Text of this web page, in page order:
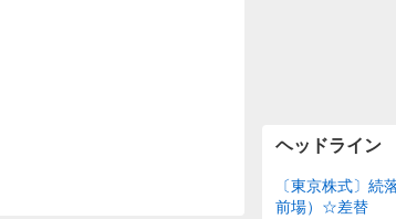
ヘッドライン
〔東京株式〕続
前場）☆差替